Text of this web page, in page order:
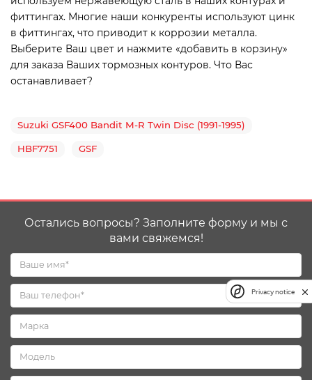
фиттингах. Многие наши конкуренты используют цинк
в фиттингах, что приводит к коррозии металла.
Выберите Ваш цвет и нажмите «добавить в корзину»
для заказа Ваших тормозных контуров. Что Вас
останавливает?
Suzuki GSF400 Bandit M-R Twin Disc (1991-1995)
HBF7751 GSF
Остались вопросы? Заполните форму и мы с
вами свяжемся!
Privacy notice